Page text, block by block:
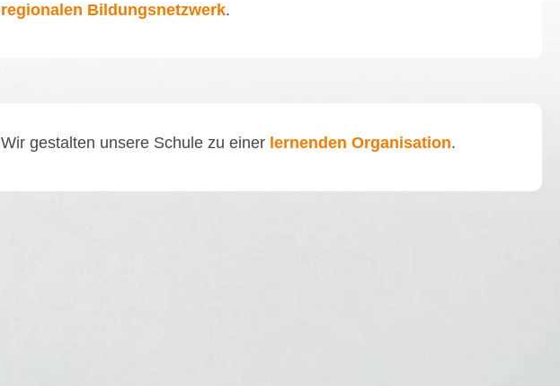
regionalen Bildungsnetzwerk.
Wir gestalten unsere Schule zu einer lernenden Organisation.